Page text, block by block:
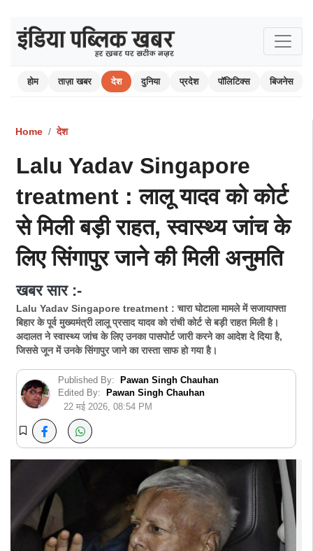
होम ताज़ा खबर देश दुनिया प्रदेश पॉलिटिक्स बिजनेस
Home देश
Lalu Yadav Singapore
treatment : लालू यादव को कोर्ट
से मिली बड़ी राहत, स्वास्थ्य जांच के
लिए सिंगापुर जाने की मिली अनुमति
खबर सार :-
Lalu Yadav Singapore treatment : चारा घोटाला मामले में सजायाफ्ता
बिहार के पूर्व मुख्यमंत्री लालू प्रसाद यादव को रांची कोर्ट से बड़ी राहत मिली है।
अदालत ने स्वास्थ्य जांच के लिए उनका पासपोर्ट जारी करने का आदेश दे दिया है,
जिससे जून में उनके सिंगापुर जाने का रास्ता साफ हो गया है।
Published By:
Pawan Singh Chauhan
Edited By:
Pawan Singh Chauhan
22 मई 2026, 08:54 PM